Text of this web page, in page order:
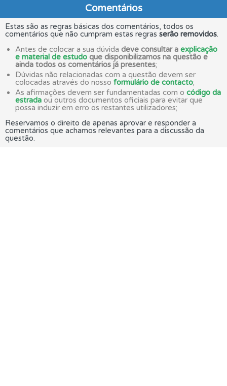
Comentários
Estas são as regras básicas dos comentários, todos os
comentários que não cumpram estas regras serão removidos.
Antes de colocar a sua dúvida deve consultar a explicação
e material de estudo que disponibilizamos na questão e
ainda todos os comentários já presentes;
Dúvidas não relacionadas com a questão devem ser
colocadas através do nosso formulário de contacto;
As afirmações devem ser fundamentadas com o código da
estrada ou outros documentos oficiais para evitar que
possa induzir em erro os restantes utilizadores;
Reservamos o direito de apenas aprovar e responder a
comentários que achamos relevantes para a discussão da
questão.